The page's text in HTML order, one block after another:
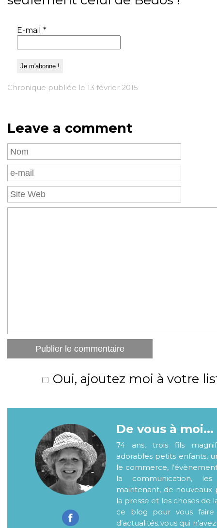
E-mail *
Chronique publiée le 13 février 2015
Leave a comment
Oui, ajoutez moi à votre
De vous à moi...
74 ans, trois fils
adorables petits enfants,
le commerce,
la communication,
maintenant, de nouveaux
la presse et les choses de
ce blog pour vous faire
d’actualités..vous qui